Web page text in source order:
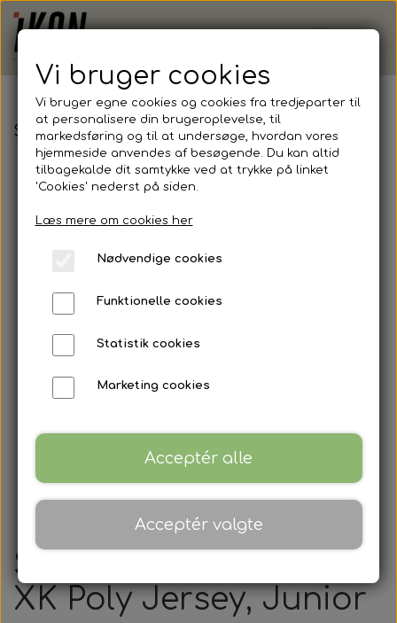
SEEST - Hummel, Core XK Poly Jersey, Junior
SEEST - Hummel, Core
XK Poly Jersey, Junior
Vi bruger cookies
Vi bruger egne cookies og cookies fra tredjeparter til
at personalisere din brugeroplevelse, til
markedsføring og til at undersøge, hvordan vores
hjemmeside anvendes af besøgende. Du kan altid
tilbagekalde dit samtykke ved at trykke på linket
'Cookies' nederst på siden.
Læs mere om cookies her
Nødvendige cookies
Funktionelle cookies
Statistik cookies
Marketing cookies
Acceptér alle
Acceptér valgte